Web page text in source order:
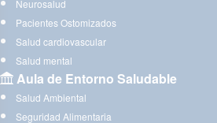
Neurosalud
Pacientes Ostomizados
Salud cardiovascular
Salud mental
Aula de Entorno Saludable
Salud Ambiental
Seguridad Alimentaria